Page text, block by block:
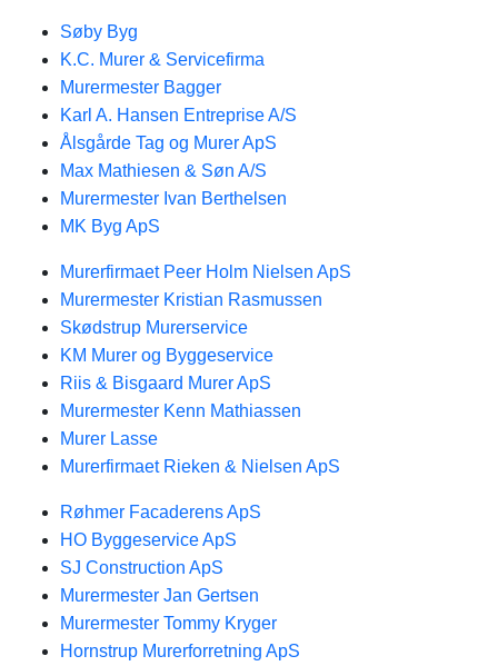
Søby Byg
K.C. Murer & Servicefirma
Murermester Bagger
Karl A. Hansen Entreprise A/S
Ålsgårde Tag og Murer ApS
Max Mathiesen & Søn A/S
Murermester Ivan Berthelsen
MK Byg ApS
Murerfirmaet Peer Holm Nielsen ApS
Murermester Kristian Rasmussen
Skødstrup Murerservice
KM Murer og Byggeservice
Riis & Bisgaard Murer ApS
Murermester Kenn Mathiassen
Murer Lasse
Murerfirmaet Rieken & Nielsen ApS
Røhmer Facaderens ApS
HO Byggeservice ApS
SJ Construction ApS
Murermester Jan Gertsen
Murermester Tommy Kryger
Hornstrup Murerforretning ApS